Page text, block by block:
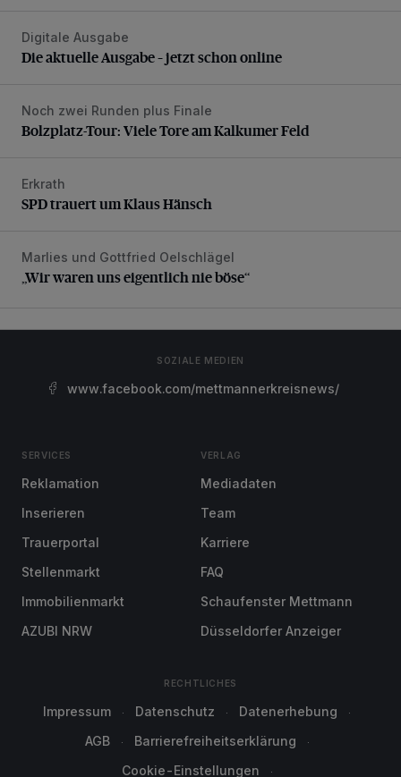
Die aktuelle Ausgabe – jetzt schon online
Digitale Ausgabe
Die aktuelle Ausgabe – jetzt schon online
Bolzplatz-Tour: Viele Tore am Kalkumer Feld
Noch zwei Runden plus Finale
Bolzplatz-Tour: Viele Tore am Kalkumer Feld
SPD trauert um Klaus Hänsch
Erkrath
SPD trauert um Klaus Hänsch
„Wir waren uns eigentlich nie böse“
Marlies und Gottfried Oelschlägel
„Wir waren uns eigentlich nie böse“
SOZIALE MEDIEN
www.facebook.com/mettmannerkreisnews/
SERVICES
Reklamation
Inserieren
Trauerportal
Stellenmarkt
Immobilienmarkt
AZUBI NRW
VERLAG
Mediadaten
Team
Karriere
FAQ
Schaufenster Mettmann
Düsseldorfer Anzeiger
RECHTLICHES
Impressum Datenschutz
Datenerhebung
AGB
Barrierefreiheitserklärung
Cookie-Einstellungen